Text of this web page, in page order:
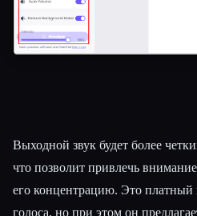
Выходной звук будет более
что позволит привлечь
его концентрацию. Это платный
голоса, но при этом он